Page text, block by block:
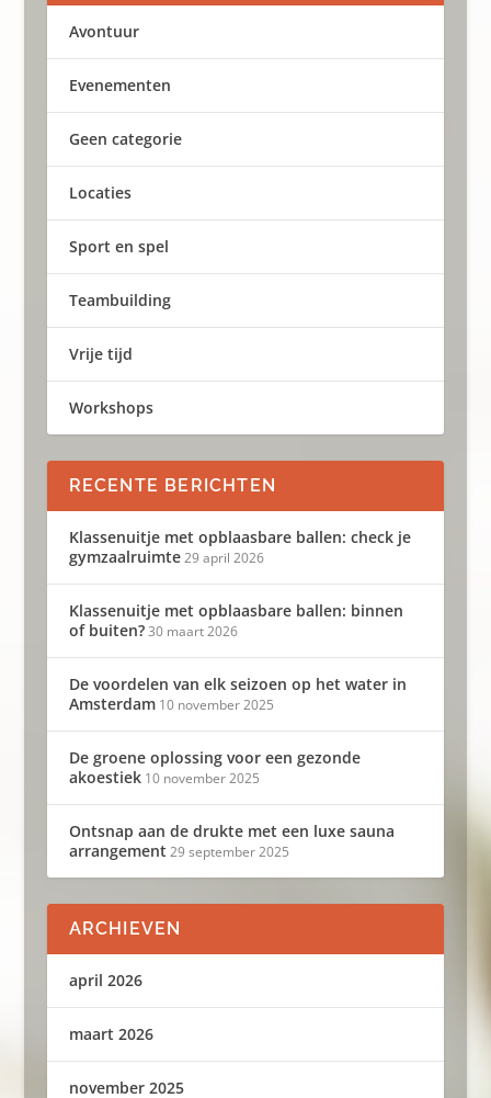
Avontuur
Evenementen
Geen categorie
Locaties
Sport en spel
Teambuilding
Vrije tijd
Workshops
RECENTE BERICHTEN
Klassenuitje met opblaasbare ballen: check je
gymzaalruimte 29 april 2026
Klassenuitje met opblaasbare ballen: binnen
of buiten? 30 maart 2026
De voordelen van elk seizoen op het water in
Amsterdam 10 november 2025
De groene oplossing voor een gezonde
akoestiek 10 november 2025
Ontsnap aan de drukte met een luxe sauna
arrangement 29 september 2025
ARCHIEVEN
april 2026
maart 2026
november 2025